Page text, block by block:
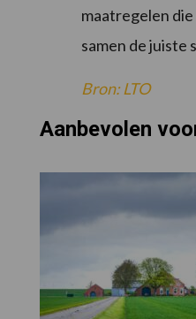
maatregelen
samen de juiste
Bron: LTO
Aanbevolen